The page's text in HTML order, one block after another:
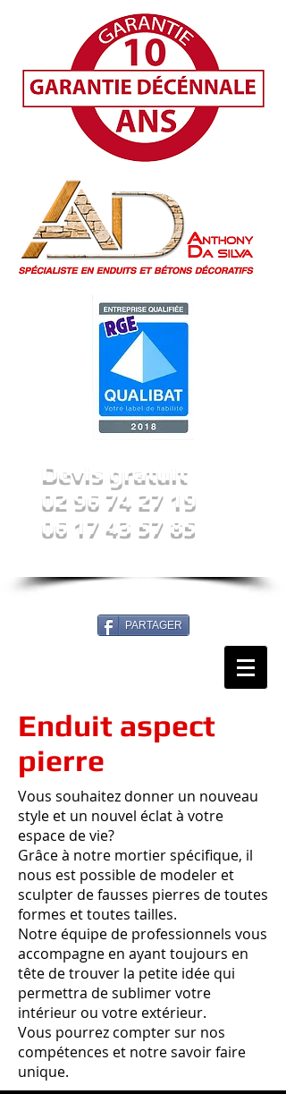
Devis gratuit
02 96 74 27 19
06 17 43 57 85
PARTAGER
Vous souhaitez donner un nouveau
style et un nouvel éclat à votre
espace de vie?
Grâce à notre mortier spécifique, il
nous est possible de modeler et
sculpter de fausses pierres de toutes
formes et toutes tailles.
Notre équipe de professionnels vous
accompagne en ayant toujours en
tête de trouver la petite idée qui
permettra de sublimer votre
intérieur ou votre extérieur.
Vous pourrez compter sur nos
compétences et notre savoir faire
unique.
Enduit aspect
pierre